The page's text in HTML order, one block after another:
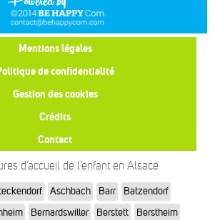
Mentions légales
de confidentialité
Gestion des cookies
Crédits
Contact
d’accueil de l’enfant en Alsace
Aschbach Barr
Batzendorf
Bernardswiller Berstett
Berstheim